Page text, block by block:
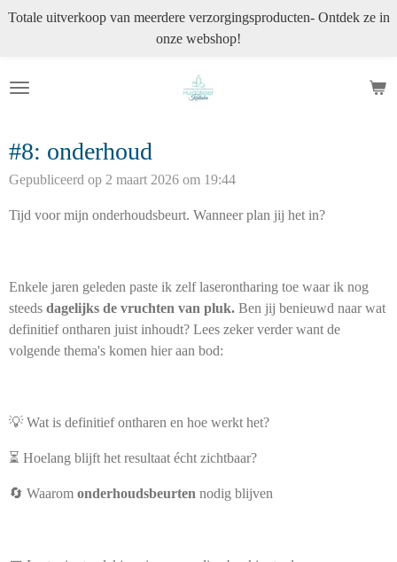
Ga
de
Totale uitverkoop van meerdere verzorgingsproducten- Ontdek ze in
onze webshop!
#8: onderhoud
Gepubliceerd op 2 maart 2026 om 19:44
Tijd voor mijn onderhoudsbeurt. Wanneer plan jij het in?
Enkele jaren geleden paste ik zelf laserontharing toe waar ik nog
steeds dagelijks de vruchten van pluk. Ben jij benieuwd naar wat
definitief ontharen juist inhoudt? Lees zeker verder want de
volgende thema's komen hier aan bod:
💡 Wat is definitief ontharen en hoe werkt het?
⏳ Hoelang blijft het resultaat écht zichtbaar?
🔄 Waarom onderhoudsbeurten nodig blijven